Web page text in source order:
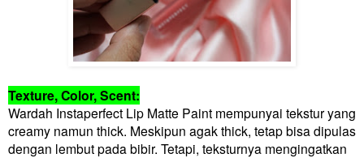
Texture, Color, Scent:
Wardah Instaperfect Lip Matte Paint mempunyai tekstur yang
creamy namun thick. Meskipun agak thick, tetap bisa dipulas
dengan lembut pada bibir. Tetapi, teksturnya mengingatkan